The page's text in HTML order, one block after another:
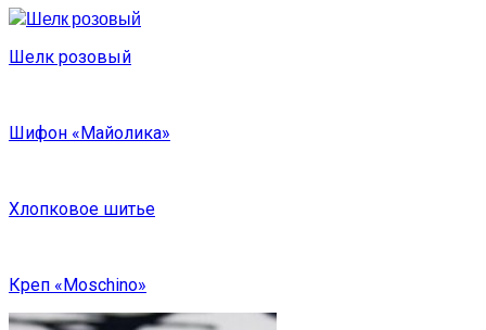
Шелк розовый
Шифон «Майолика»
Хлопковое шитье
Креп «Moschino»